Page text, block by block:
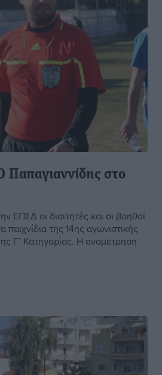
Παπαγιαννίδης στο
ΕΠΣΔ οι διαιτητές και οι βοηθοί
της 14ης αγωνιστικής
Γ’ Κατηγορίας. Η αναμέτρηση